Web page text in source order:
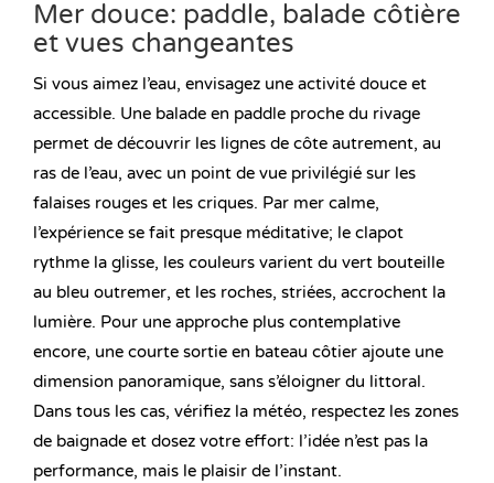
Mer douce: paddle, balade côtière
et vues changeantes
Si vous aimez l’eau, envisagez une activité douce et
accessible. Une balade en paddle proche du rivage
permet de découvrir les lignes de côte autrement, au
ras de l’eau, avec un point de vue privilégié sur les
falaises rouges et les criques. Par mer calme,
l’expérience se fait presque méditative; le clapot
rythme la glisse, les couleurs varient du vert bouteille
au bleu outremer, et les roches, striées, accrochent la
lumière. Pour une approche plus contemplative
encore, une courte sortie en bateau côtier ajoute une
dimension panoramique, sans s’éloigner du littoral.
Dans tous les cas, vérifiez la météo, respectez les zones
de baignade et dosez votre effort: l’idée n’est pas la
performance, mais le plaisir de l’instant.